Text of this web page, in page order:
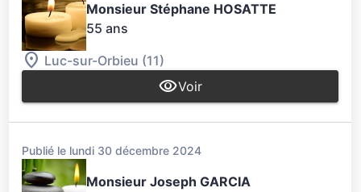
Monsieur Stéphane HOSATTE
55 ans
Luc-sur-Orbieu (11)
Voir
Publié le lundi 30 décembre 2024
Monsieur Joseph GARCIA